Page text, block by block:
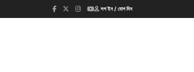
লগ ইন / যোগ দিন